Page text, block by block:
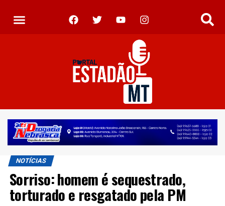
NOTÍCIAS
Sorriso: homem é sequestrado,
torturado e resgatado pela PM